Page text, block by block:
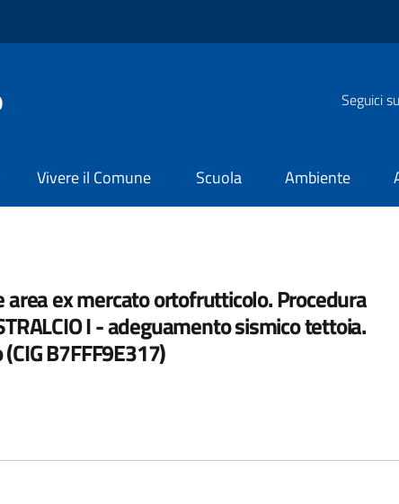
Seguici su
Vivere il Comune Scuola Ambiente
area ex mercato ortofrutticolo. Procedura
I - adeguamento sismico tettoia.
B7FFF9E317)